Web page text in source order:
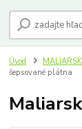
Úvod
šepsované plátna